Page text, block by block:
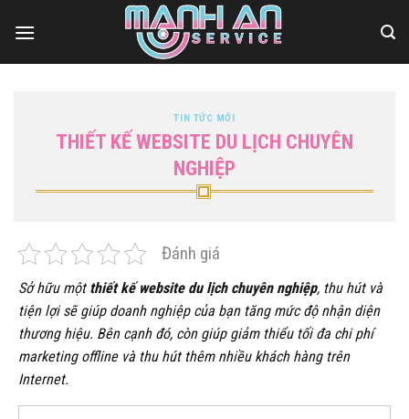
qua
TIN TỨC MỚI
THIẾT KẾ WEBSITE DU LỊCH CHUYÊN
NGHIỆP
Đánh giá
Sở hữu một thiết kế website du lịch chuyên nghiệp, thu hút và
tiện lợi sẽ giúp doanh nghiệp của bạn tăng mức độ nhận diện
thương hiệu. Bên cạnh đó, còn giúp giảm thiểu tối đa chi phí
marketing offline và thu hút thêm nhiều khách hàng trên
Internet.